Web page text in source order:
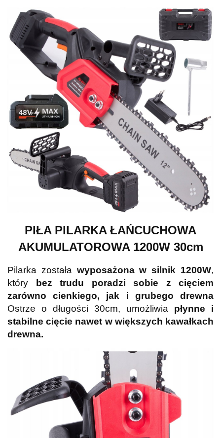
PIŁA PILARKA ŁAŃCUCHOWA
AKUMULATOROWA 1200W 30cm
Pilarka została wyposażona w silnik 1200W,
który
bez trudu poradzi sobie z cięciem
zarówno cienkiego, jak i grubego drewna
Ostrze o długości 30cm, umożliwia płynne i
stabilne cięcie nawet w większych kawałkach
drewna.